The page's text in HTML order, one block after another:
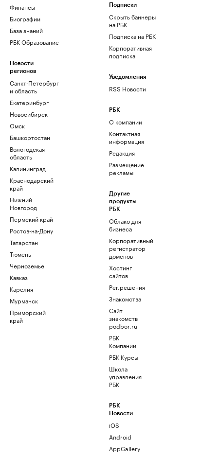
Финансы
Биографии
База знаний
РБК Образование
Новости
регионов
Санкт-Петербург
и область
Екатеринбург
Новосибирск
Омск
Башкортостан
Вологодская
область
Калининград
Краснодарский
край
Нижний
Новгород
Пермский край
Ростов-на-Дону
Татарстан
Тюмень
Черноземье
Кавказ
Карелия
Мурманск
Приморский
край
Подписки
Скрыть баннеры
на РБК
Подписка на РБК
Корпоративная
подписка
Уведомления
RSS Новости
РБК
О компании
Контактная
информация
Редакция
Размещение
рекламы
Другие
продукты
РБК
Облако для
бизнеса
Корпоративный
регистратор
доменов
Хостинг
сайтов
Рег.решения
Знакомства
Сайт
знакомств
podbor.ru
РБК
Компании
РБК Курсы
Школа
управления
РБК
РБК
Новости
iOS
Android
AppGallery